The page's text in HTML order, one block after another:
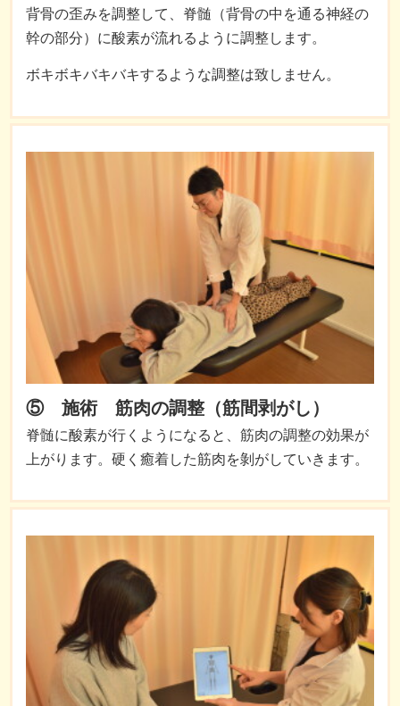
背骨の歪みを調整して、脊髄（背骨の中を通る神経の
幹の部分）に酸素が流れるように調整します。
ボキボキバキバキするような調整は致しません。
⑤ 施術 筋肉の調整（筋間剥がし）
脊髄に酸素が行くようになると、筋肉の調整の効果が
上がります。硬く癒着した筋肉を剝がしていきます。